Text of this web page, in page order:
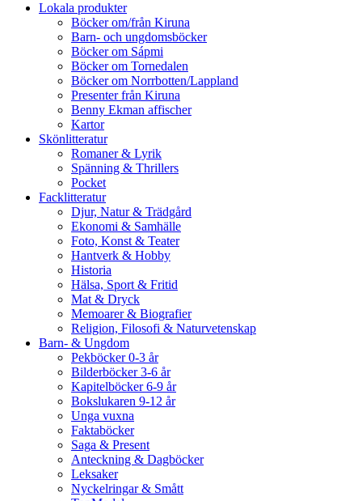
Lokala produkter
Böcker om/från Kiruna
Barn- och ungdomsböcker
Böcker om Sápmi
Böcker om Tornedalen
Böcker om Norrbotten/Lappland
Presenter från Kiruna
Benny Ekman affischer
Kartor
Skönlitteratur
Romaner & Lyrik
Spänning & Thrillers
Pocket
Facklitteratur
Djur, Natur & Trädgård
Ekonomi & Samhälle
Foto, Konst & Teater
Hantverk & Hobby
Historia
Hälsa, Sport & Fritid
Mat & Dryck
Memoarer & Biografier
Religion, Filosofi & Naturvetenskap
Barn- & Ungdom
Pekböcker 0-3 år
Bilderböcker 3-6 år
Kapitelböcker 6-9 år
Bokslukaren 9-12 år
Unga vuxna
Faktaböcker
Saga & Present
Anteckning & Dagböcker
Leksaker
Nyckelringar & Smått